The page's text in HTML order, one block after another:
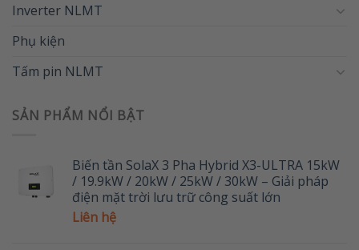
Inverter NLMT
Phụ kiện
Tấm pin NLMT
SẢN PHẨM NỔI BẬT
Biến tần SolaX 3 Pha Hybrid X3-ULTRA 15kW
/ 19.9kW / 20kW / 25kW / 30kW – Giải pháp
điện mặt trời lưu trữ công suất lớn
Liên hệ